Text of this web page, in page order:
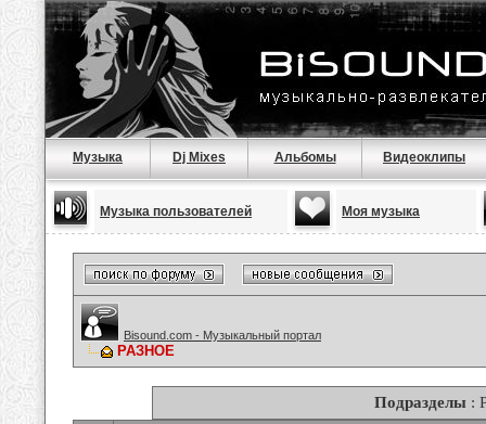
Музыка Dj Mixes Альбомы Видеоклипы
Музыка пользователей Моя музыка
Bisound.com - Музыкальный портал
РАЗНОЕ
Подразделы :